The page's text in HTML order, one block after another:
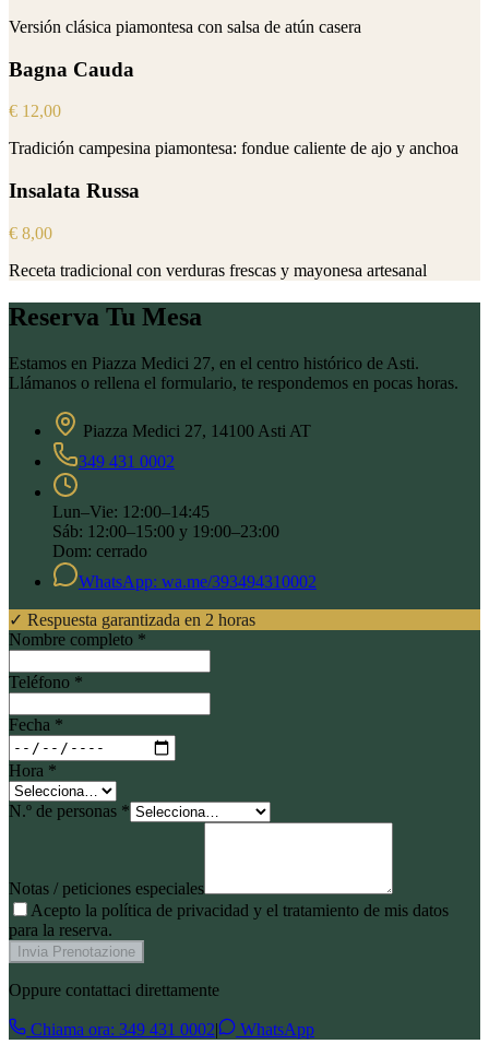
Versión clásica piamontesa con salsa de atún casera
Bagna Cauda
€ 12,00
Tradición campesina piamontesa: fondue caliente de ajo y anchoa
Insalata Russa
€ 8,00
Receta tradicional con verduras frescas y mayonesa artesanal
Reserva Tu Mesa
Estamos en Piazza Medici 27, en el centro histórico de Asti.
Llámanos o rellena el formulario, te respondemos en pocas horas.
Piazza Medici 27, 14100 Asti AT
349 431 0002
Lun–Vie: 12:00–14:45
Sáb: 12:00–15:00 y 19:00–23:00
Dom: cerrado
WhatsApp: wa.me/393494310002
✓ Respuesta garantizada en 2 horas
Nombre completo *
Teléfono *
Fecha *
Hora *
N.º de personas *
Notas / peticiones especiales
Acepto la política de privacidad y el tratamiento de mis datos
para la reserva.
Invia Prenotazione
Oppure contattaci direttamente
Chiama ora: 349 431 0002| WhatsApp